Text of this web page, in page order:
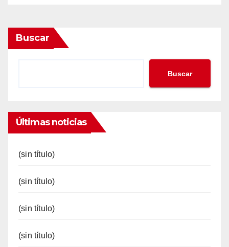
Buscar
Buscar
Últimas noticias
(sin título)
(sin título)
(sin título)
(sin título)